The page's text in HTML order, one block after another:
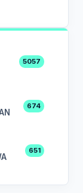
5057
674
651